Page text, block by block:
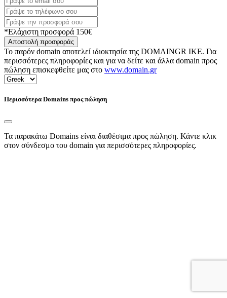
*Ελάχιστη προσφορά 150€
Αποστολή προσφοράς
Το παρόν domain αποτελεί ιδιοκτησία της DOMAINGR ΙΚΕ. Για
περισσότερες πληροφορίες και για να δείτε και άλλα domain προς
πώληση επισκεφθείτε μας στο www.domain.gr
Περισσότερα Domains προς πώληση
Τα παρακάτω Domains είναι διαθέσιμα προς πώληση. Κάντε κλικ
στον σύνδεσμο του domain για περισσότερες πληροφορίες.